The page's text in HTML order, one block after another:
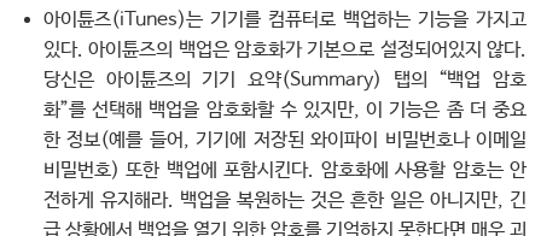
아이튠즈(iTunes)는 기기를 컴퓨터로 백업하는 기능을 가지고
있다. 아이튠즈의 백업은 암호화가 기본으로 설정되어있지 않다.
당신은 아이튠즈의 기기 요약(Summary) 탭의 “백업 암호
화”를 선택해 백업을 암호화할 수 있지만, 이 기능은 좀 더 중요
한 정보(예를 들어, 기기에 저장된 와이파이 비밀번호나 이메일
비밀번호) 또한 백업에 포함시킨다. 암호화에 사용할 암호는 안
전하게 유지해라. 백업을 복원하는 것은 흔한 일은 아니지만, 긴
급 상황에서 백업을 열기 위한 암호를 기억하지 못한다면 매우 괴